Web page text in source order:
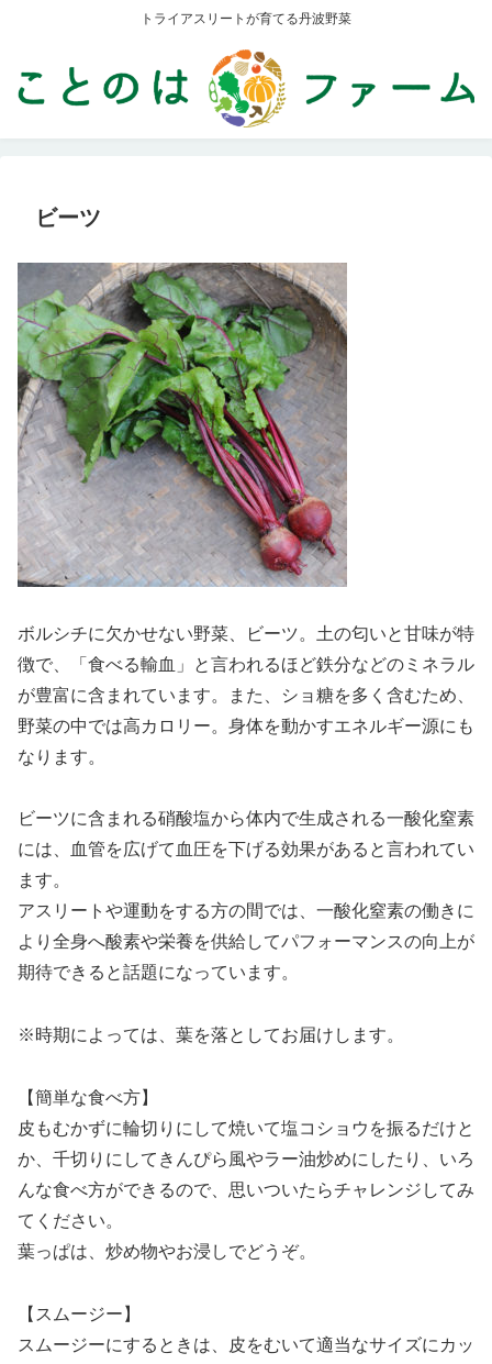
トライアスリートが育てる丹波野菜
ビーツ
ボルシチに欠かせない野菜、ビーツ。土の匂いと甘味が特
徴で、「食べる輸血」と言われるほど鉄分などのミネラル
が豊富に含まれています。また、ショ糖を多く含むため、
野菜の中では高カロリー。身体を動かすエネルギー源にも
なります。
ビーツに含まれる硝酸塩から体内で生成される一酸化窒素
には、血管を広げて血圧を下げる効果があると言われてい
ます。
アスリートや運動をする方の間では、一酸化窒素の働きに
より全身へ酸素や栄養を供給してパフォーマンスの向上が
期待できると話題になっています。
※時期によっては、葉を落としてお届けします。
【簡単な食べ方】
皮もむかずに輪切りにして焼いて塩コショウを振るだけと
か、千切りにしてきんぴら風やラー油炒めにしたり、いろ
んな食べ方ができるので、思いついたらチャレンジしてみ
てください。
葉っぱは、炒め物やお浸しでどうぞ。
【スムージー】
スムージーにするときは、皮をむいて適当なサイズにカッ